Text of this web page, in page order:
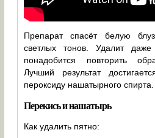
Препарат спасёт белую
светлых тонов. Удалит
понадобится повторить
Лучший результат
пероксиду нашатырного спирта.
Перекись и нашатырь
Как удалить пятно: